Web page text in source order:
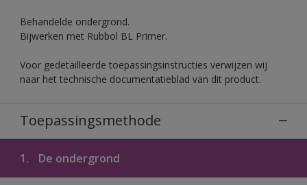
Behandelde ondergrond.
Bijwerken met Rubbol BL Primer.
Voor gedetailleerde toepassingsinstructies verwijzen wij
naar het technische documentatieblad van dit product.
Toepassingsmethode
1. De ondergrond